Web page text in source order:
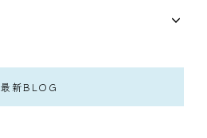
最新BLOG